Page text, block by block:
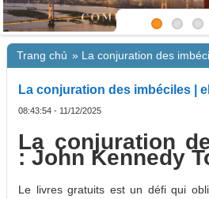
Trang chủ » La conjuration des
La conjuration des imbéciles |
08:43:54 - 11/12/2025
La conjuration
: John Kennedy
Le livres gratuits est un défi qui